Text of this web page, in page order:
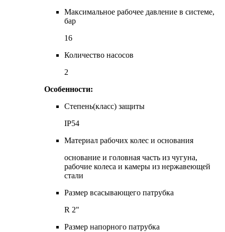
Максимальное рабочее давление в системе,
бар
16
Количество насосов
2
Особенности:
Степень(класс) защиты
IP54
Материал рабочих колес и основания
основание и головная часть из чугуна,
рабочие колеса и камеры из нержавеющей
стали
Размер всасывающего патрубка
R 2"
Размер напорного патрубка